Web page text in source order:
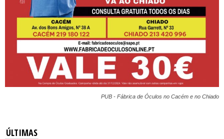
PUB - Fábrica de Óculos no Cacém e no Chiado
ÚLTIMAS